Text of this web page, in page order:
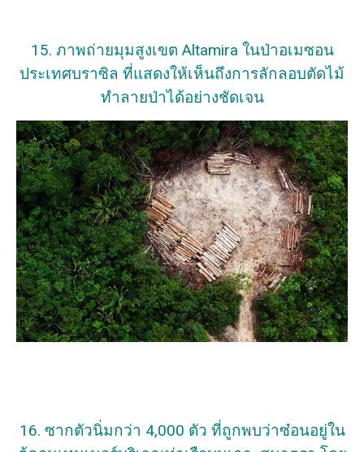
15. ภาพถ่ายมุมสูงเขต Altamira ในป่าอเมซอน
ประเทศบราซิล ที่แสดงให้เห็นถึงการลักลอบตัดไม้
ทำลายป่าได้อย่างชัดเจน
16. ซากตัวนิ่มกว่า 4,000 ตัว ที่ถูกพบว่าซ๋อนอยู่ใน